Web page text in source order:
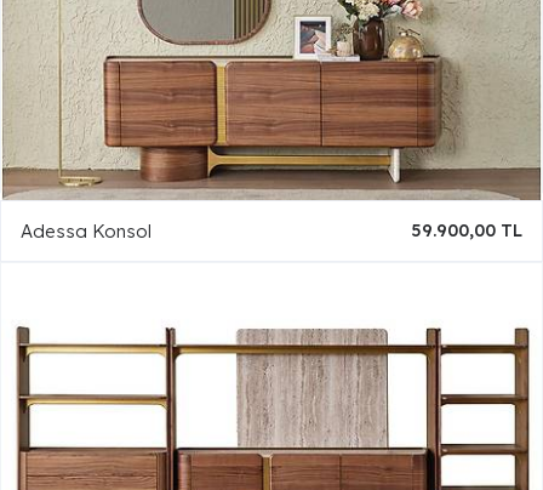
Adessa Konsol 59.900,00 TL